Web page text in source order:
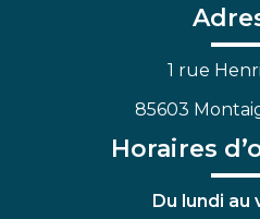
Facebook
1 rue
85603
Horaires
Du lundi au